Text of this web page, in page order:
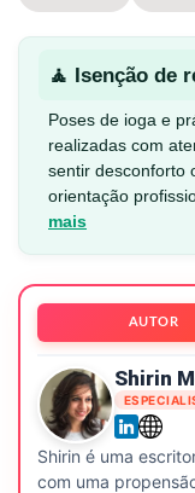
🧘 Isenção de
Poses de ioga e
realizadas com
sentir desconforto
orientação
mais
AUTOR
Shirin
Shirin é uma
com uma